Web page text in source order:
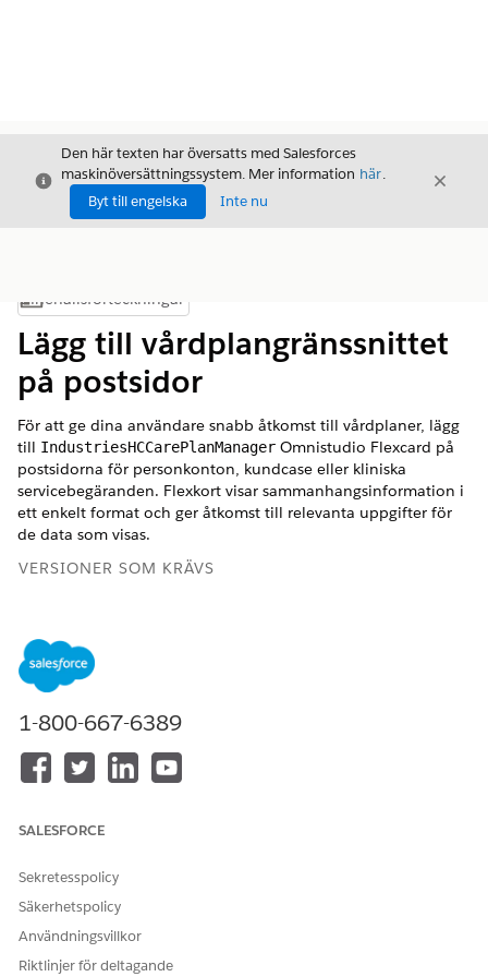
Stäng
Den här texten har översatts med Salesforces
maskinöversättningssystem. Mer information här.
Byt till engelska
Inte nu
Stäng
Visa innehållsförteckning
Innehållsförteckningar
Lägg till vårdplangränssnittet
på postsidor
För att ge dina användare snabb åtkomst till vårdplaner, lägg
till IndustriesHCCarePlanManager Omnistudio Flexcard på
postsidorna för personkonton, kundcase eller kliniska
servicebegäranden. Flexkort visar sammanhangsinformation i
ett enkelt format och ger åtkomst till relevanta uppgifter för
de data som visas.
VERSIONER SOM KRÄVS
Tillgängliga i:
Cloud
ANVÄNDARBEHÖRIGHETER SOM KRÄVS
Ändra sidor:
en klinisk servicebegäran i Lightning Appbyggare.
sidlayout.
1-800-667-6389
SALESFORCE
Sekretesspolicy
Säkerhetspolicy
Användningsvillkor
Riktlinjer för deltagande